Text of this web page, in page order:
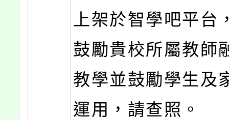
上架於智學吧平台
鼓勵貴校所屬教師
教學並鼓勵學生及
運用，請查照。